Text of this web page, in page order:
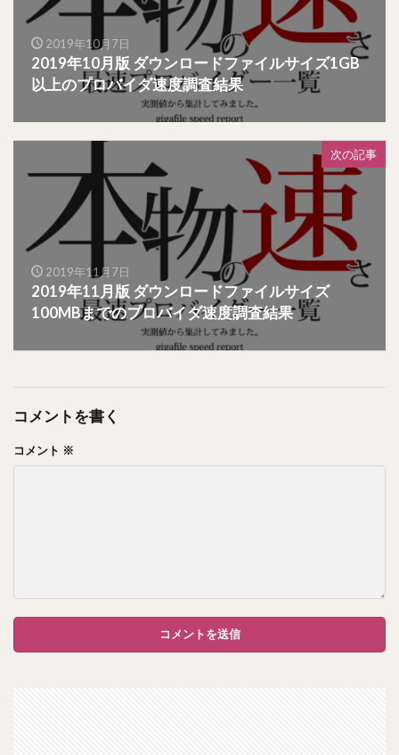
2019年10月7日
2019年10月版 ダウンロードファイルサイズ1GB
以上のプロバイダ速度調査結果
次の記事
2019年11月7日
2019年11月版 ダウンロードファイルサイズ
100MBまでのプロバイダ速度調査結果
コメントを書く
コメント ※